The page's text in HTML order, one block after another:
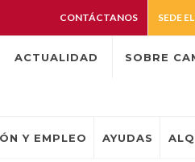
CONTÁCTANOS SEDE
ACTUALIDAD SOBRE
Y EMPLEO AYUDAS